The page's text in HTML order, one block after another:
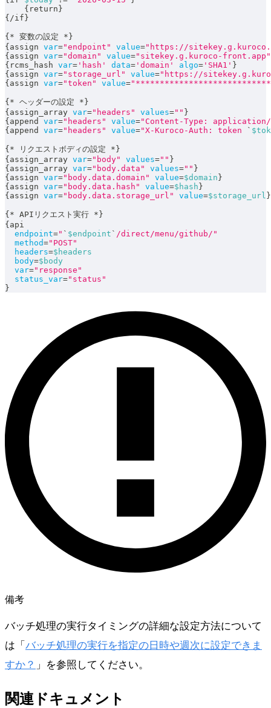
{ return }
{ /if }
{ * 変数の設定 * }
{ assign var="endpoint" value="https://
{ assign var="domain" value="sitekey.g.kuroco-front.app"
{ rcms_hash var= 'hash' data= 'domain' algo= 'SHA1' }
{ assign var="storage_url" value="https://
{ assign var="token" value=
{ * ヘッダーの設定 * }
{ assign_array var="headers" values="" }
{ append var="headers" value="Content-Type:
{ append var="headers" value="X-Kuroco-Auth: token `
{ * リクエストボディの設定 * }
{ assign_array var="body" values="" }
{ assign_array var="body.data" values="" }
{ assign var="body.data.domain" value=$domain }
{ assign var="body.data.hash" value=$hash }
{ assign var="body.data.storage_url" value=$storage_url }
{ * APIリクエスト実行 * }
{ api
endpoint=" ` $endpoint ` /direct/menu/github/"
method="POST"
headers=$headers
body=$body
var="response"
status_var="status"
}
備考
バッチ処理の実行タイミングの詳細な設定方法について
は「 バッチ処理の実行を指定の日時や週次に設定できま
すか？ 」を参照してください。
関連ドキュメント